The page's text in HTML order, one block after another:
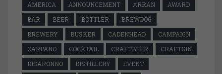
AMERICA ANNOUNCEMENT ARRAN
AWARD
BAR
BEER BOTTLER
BREWDOG
BREWERY
BUSKER CADENHEAD
CAMPAIGN
CARPANO
COCKTAIL CRAFTBEER
CRAFTGIN
DISARONNO
DISTILLERY
EVENT